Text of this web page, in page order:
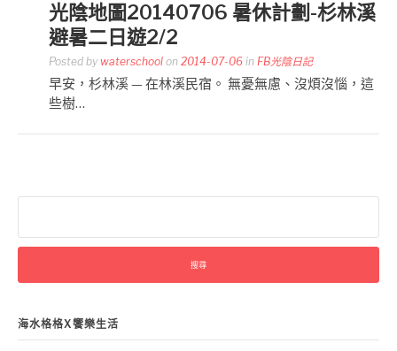
光陰地圖20140706 暑休計劃-杉林溪
避暑二日遊2/2
Posted by waterschool on 2014-07-06 in FB光陰日記
早安，杉林溪 — 在林溪民宿。 無憂無慮、沒煩沒惱，這
些樹…
關
字:
海水格格X饗樂生活